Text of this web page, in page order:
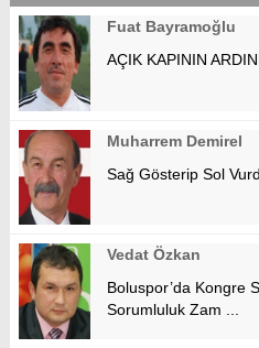
Fuat Bayramoğlu
AÇIK KAPININ
Muharrem Demirel
Sağ Gösterip Sol
Vedat Özkan
Boluspor’da Kongre
Sorumluluk Zam ...